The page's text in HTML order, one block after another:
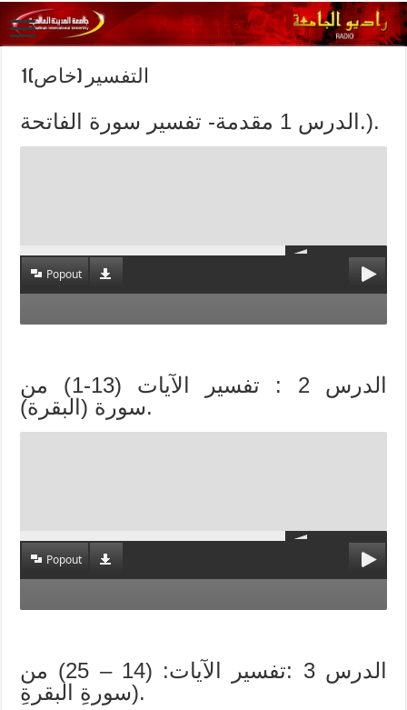
التفسير (خاص)1
الدرس 1 مقدمة- تفسير سورة الفاتحة.).
Popout
الدرس 2 : تفسير الآيات (13-1) من
سورة (البقرة).
Popout
الدرس 3 :تفسير الآيات: (14 – 25) من
سورةِ البقرةِ).